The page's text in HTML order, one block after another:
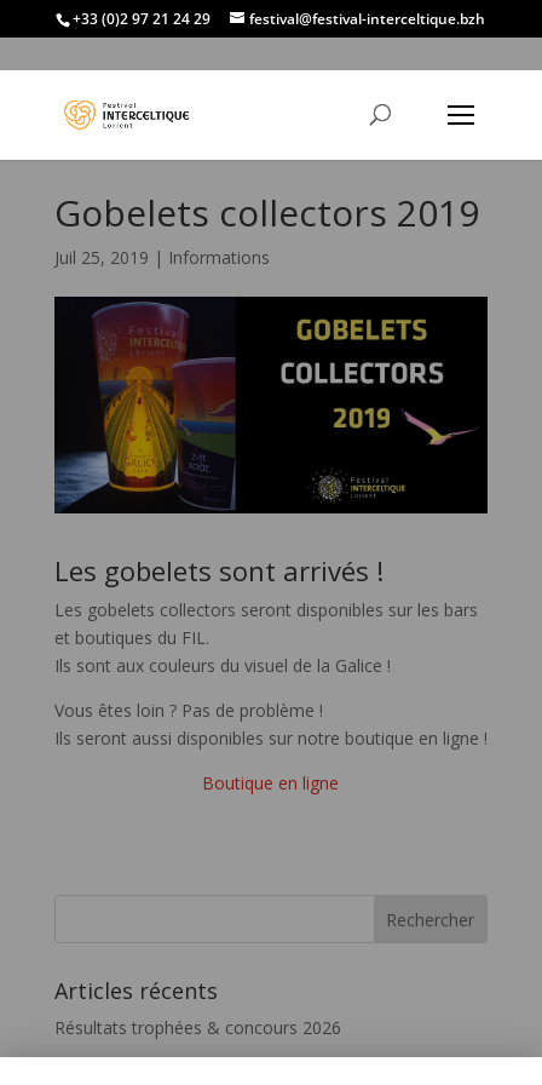
+33 (0)2 97 21 24 29 festival@festival-interceltique.bzh
Gobelets collectors 2019
Juil 25, 2019 | Informations
Les gobelets sont arrivés !
Les gobelets collectors seront disponibles sur les bars
et boutiques du FIL.
Ils sont aux couleurs du visuel de la Galice !
Vous êtes loin ? Pas de problème !
Ils seront aussi disponibles sur notre boutique en ligne !
Boutique en ligne
Articles récents
Résultats trophées & concours 2026
Vivez le FIL – InterceltiqueTV 2026